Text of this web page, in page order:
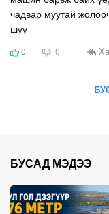
чадвар муутай
шүү
0 0
БУСАД МЭДЭЭ